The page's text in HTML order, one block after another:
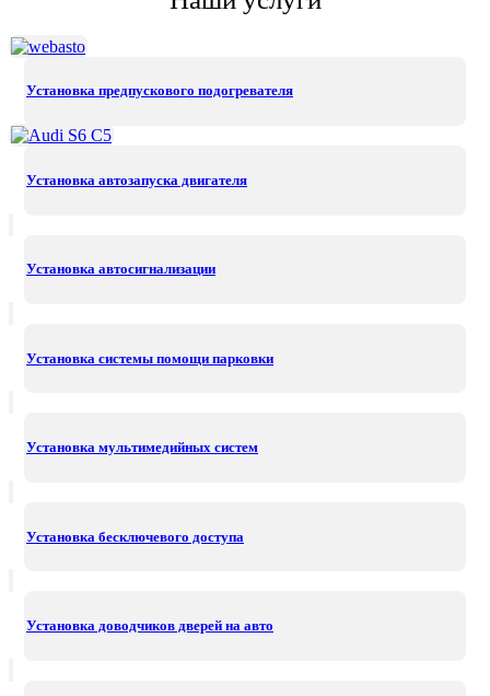
Установка предпускового подогревателя
Установка автозапуска двигателя
Установка автосигнализации
Установка системы помощи парковки
Установка мультимедийных систем
Установка бесключевого доступа
Установка доводчиков дверей на авто